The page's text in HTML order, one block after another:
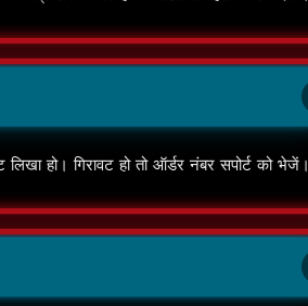
हो। गिरावट हो तो ऑर्डर नंबर सपोर्ट को भेजें।